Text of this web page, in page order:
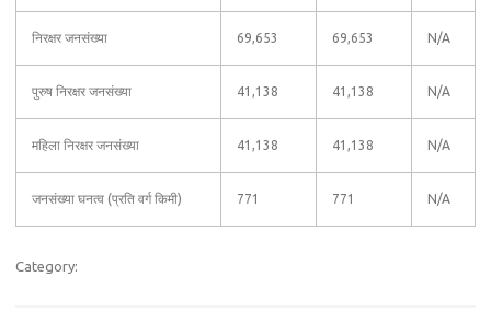
निरक्षर जनसंख्या 69,653 69,653 N/A
पुरुष निरक्षर जनसंख्या 41,138 41,138 N/A
महिला निरक्षर जनसंख्या 41,138 41,138 N/A
जनसंख्या घनत्व (प्रति वर्ग किमी) 771 771 N/A
Category: